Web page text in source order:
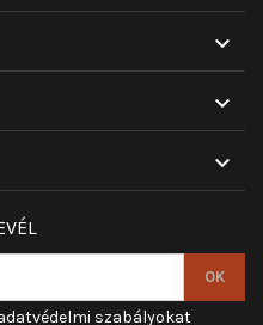



szabályokat